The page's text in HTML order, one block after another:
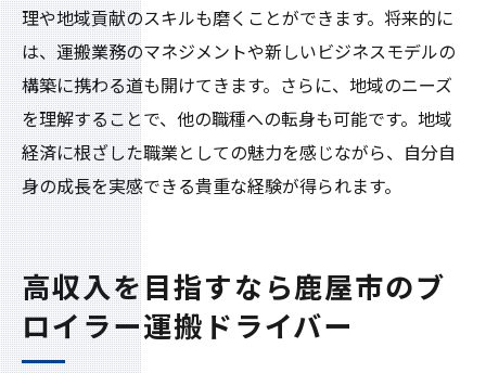
理や地域貢献のスキルも磨くことができます。将来的に
は、運搬業務のマネジメントや新しいビジネスモデルの
構築に携わる道も開けてきます。さらに、地域のニーズ
を理解することで、他の職種への転身も可能です。地域
経済に根ざした職業としての魅力を感じながら、自分自
身の成長を実感できる貴重な経験が得られます。
高収入を目指すなら鹿屋市のブ
ロイラー運搬ドライバー